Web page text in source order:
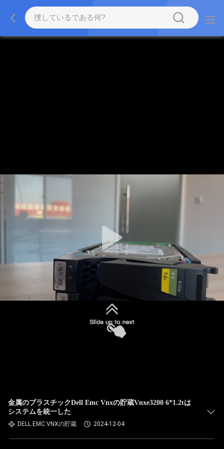
金属のプラスチックDell Emc Vnxの貯蔵Vnxe3200 6*1.2tは
システムを統一した
DELL EMC VNXの貯蔵 2024-12-04